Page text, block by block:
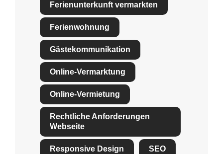
Ferienunterkunft vermarkten
Ferienwohnung
Gästekommunikation
Online-Vermarktung
Online-Vermietung
Rechtliche Anforderungen
Webseite
Responsive Design SEO